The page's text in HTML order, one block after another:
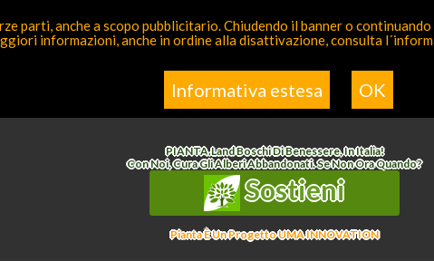
Non Assegnata>Affianchiamo Il Sta Nella Vendita Del Suo Studio
PIANTA.LandBoschi Di Benessere, In Italia!
Con Noi, Cura Gli Alberi Abbandonati. Se Non Ora Quando?
Sostieni
Pianta È Un Progetto UMA INNOVATION
parti, anche a scopo pubblicitario. Chiudendo il banner o
informazioni, anche in ordine alla disattivazione, consulta
Informativa estesa OK